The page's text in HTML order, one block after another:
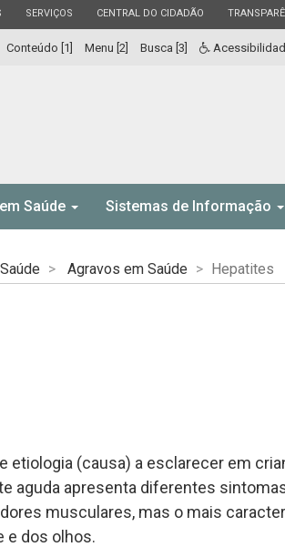
ESTADO
SERVIÇOS ESTADO
CENTRAL DO CIDADÃO ESTADO
Conteúdo [1] Menu [2] Busca [3]
Saúde Sistemas de Informação
Agravos em Saúde Hepatites
etiologia (causa) a esclarecer em
aguda apresenta diferentes
musculares, mas o mais
e dos olhos.